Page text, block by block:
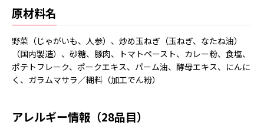
原材料名
野菜（じゃがいも、人参）、炒め玉ねぎ（玉ねぎ、なたね油）
（国内製造）、砂糖、豚肉、トマトペースト、カレー粉、食塩、
ポテトフレーク、ポークエキス、パーム油、酵母エキス、にんに
く、ガラムマサラ／糊料（加工でん粉）
アレルギー情報（28品目）